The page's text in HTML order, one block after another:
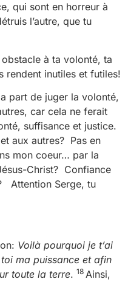
qui sont en horreur à
l’autre, que tu
à ta volonté, ta
rendent inutiles et futiles!
part de juger la volonté,
car cela ne ferait
suffisance et justice.
aux autres? Pas en
mon coeur… par la
Christ? Confiance
Attention Serge, tu
Voilà pourquoi je t’ai
ma puissance et afin
toute la terre. 18 Ainsi,